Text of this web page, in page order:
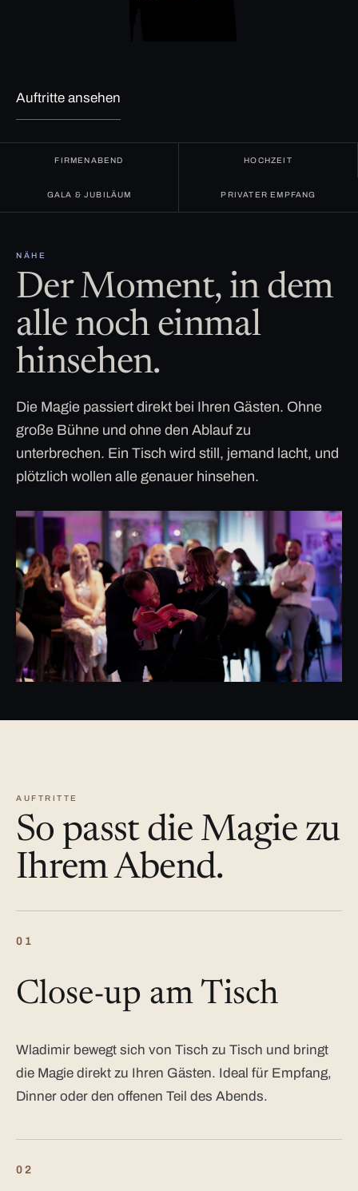
Auftritte ansehen
FIRMENABEND HOCHZEIT
GALA & JUBILÄUM PRIVATER EMPFANG
NÄHE
Der Moment, in dem
alle noch einmal
hinsehen.
Die Magie passiert direkt bei Ihren Gästen. Ohne
große Bühne und ohne den Ablauf zu
unterbrechen. Ein Tisch wird still, jemand lacht, und
plötzlich wollen alle genauer hinsehen.
AUFTRITTE
So passt die Magie zu
Ihrem Abend.
01
Close-up am Tisch
Wladimir bewegt sich von Tisch zu Tisch und bringt
die Magie direkt zu Ihren Gästen. Ideal für Empfang,
Dinner oder den offenen Teil des Abends.
02